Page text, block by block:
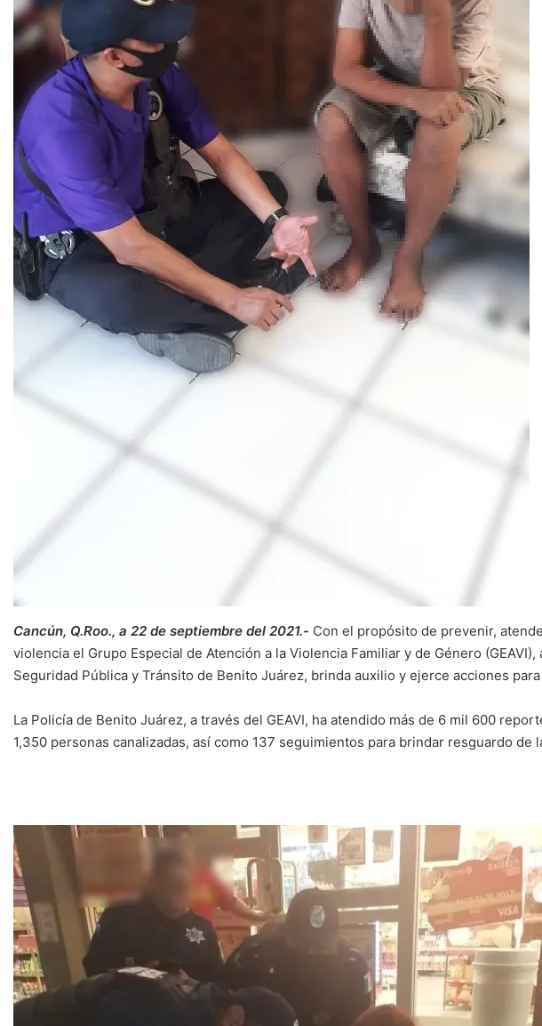
Cancún, Q.Roo., a 22 de septiembre del 2021.- Con el propósito de prevenir,
violencia el Grupo Especial de Atención a la Violencia Familiar y de Género
Seguridad Pública y Tránsito de Benito Juárez, brinda auxilio y ejerce acciones
La Policía de Benito Juárez, a través del GEAVI, ha atendido más de 6 mil 600
1,350 personas canalizadas, así como 137 seguimientos para brindar resguardo de